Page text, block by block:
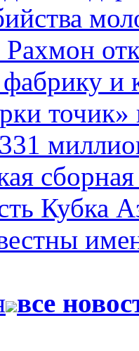
и
Кубка
все